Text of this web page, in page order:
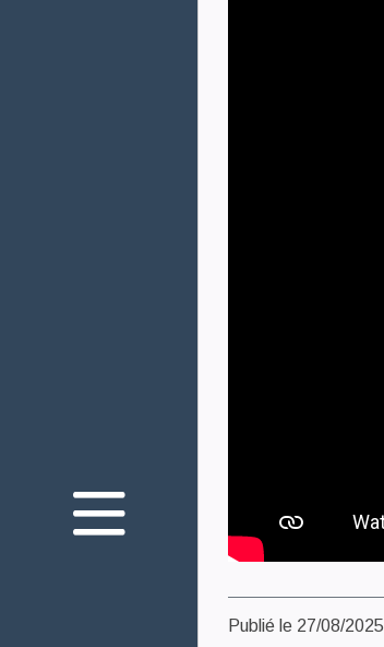
Innovation
Nos produits
Publié le 27/08/2025